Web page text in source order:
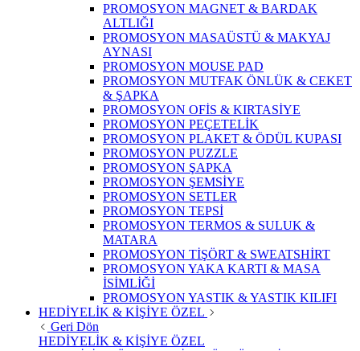
PROMOSYON MAGNET & BARDAK
ALTLIĞI
PROMOSYON MASAÜSTÜ & MAKYAJ
AYNASI
PROMOSYON MOUSE PAD
PROMOSYON MUTFAK ÖNLÜK & CEKET
& ŞAPKA
PROMOSYON OFİS & KIRTASİYE
PROMOSYON PEÇETELİK
PROMOSYON PLAKET & ÖDÜL KUPASI
PROMOSYON PUZZLE
PROMOSYON ŞAPKA
PROMOSYON ŞEMSİYE
PROMOSYON SETLER
PROMOSYON TEPSİ
PROMOSYON TERMOS & SULUK &
MATARA
PROMOSYON TİŞÖRT & SWEATSHİRT
PROMOSYON YAKA KARTI & MASA
İSİMLİĞİ
PROMOSYON YASTIK & YASTIK KILIFI
HEDİYELİK & KİŞİYE ÖZEL
Geri Dön
HEDİYELİK & KİŞİYE ÖZEL